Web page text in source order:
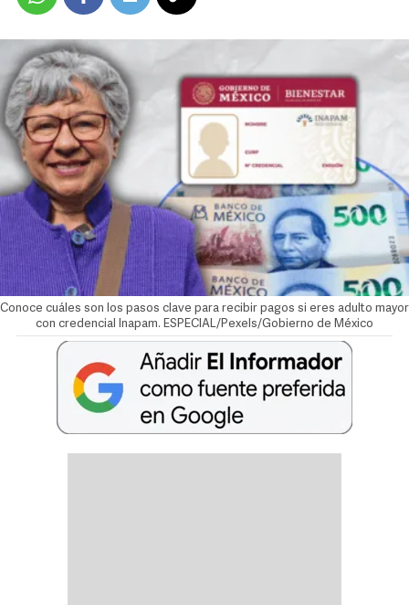
Conoce cuáles son los pasos clave para recibir pagos si eres adulto mayor
con credencial Inapam. ESPECIAL/Pexels/Gobierno de México